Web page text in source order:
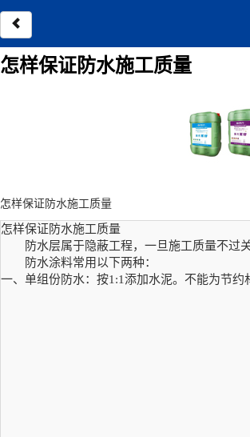
怎样保证防水施工质量
怎样保证防水施工质量
怎样保证防水施工质量
防水层属于隐蔽工程，一旦施工质量不过
防水涂料常用以下两种：
一、单组份防水：按1:1添加水泥。不能为节约